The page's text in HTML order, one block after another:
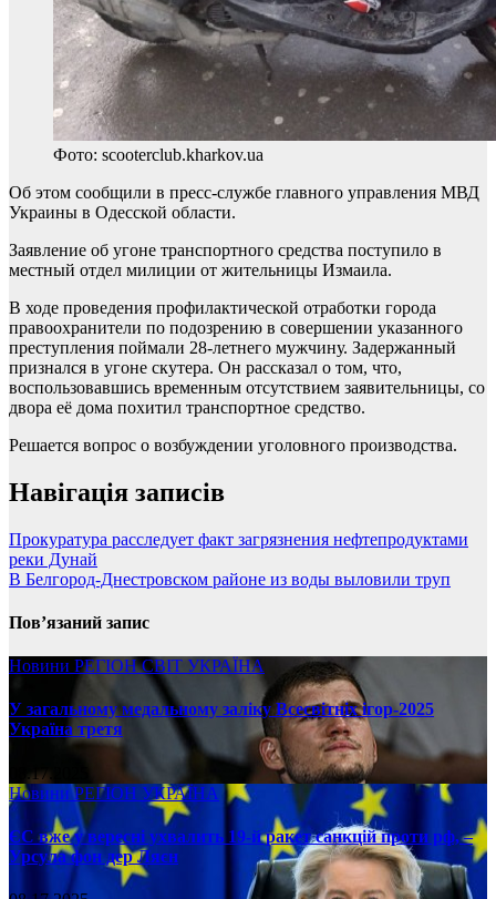
Фото: scooterclub.kharkov.ua
Об этом сообщили в пресс-службе главного управления МВД
Украины в Одесской области.
Заявление об угоне транспортного средства поступило в
местный отдел милиции от жительницы Измаила.
В ходе проведения профилактической отработки города
правоохранители по подозрению в совершении указанного
преступления поймали 28-летнего мужчину. Задержанный
признался в угоне скутера. Он рассказал о том, что,
воспользовавшись временным отсутствием заявительницы, со
двора её дома похитил транспортное средство.
Решается вопрос о возбуждении уголовного производства.
Навігація записів
Прокуратура расследует факт загрязнения нефтепродуктами
реки Дунай
В Белгород-Днестровском районе из воды выловили труп
Пов’язаний запис
Новини РЕГІОНСВІТ УКРАЇНА
У загальному медальному заліку Всесвітніх ігор-2025
Україна третя
08.17.2025
НовиниРЕГІОН УКРАЇНА
ЄС вже у вересні ухвалить 19-й ракет санкцій проти рф, –
Урсула фон дер Ляєн